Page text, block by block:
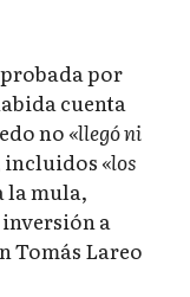
por
cuenta
no«llegó ni
incluidos«los
la mula,
a
Tomás Lareo